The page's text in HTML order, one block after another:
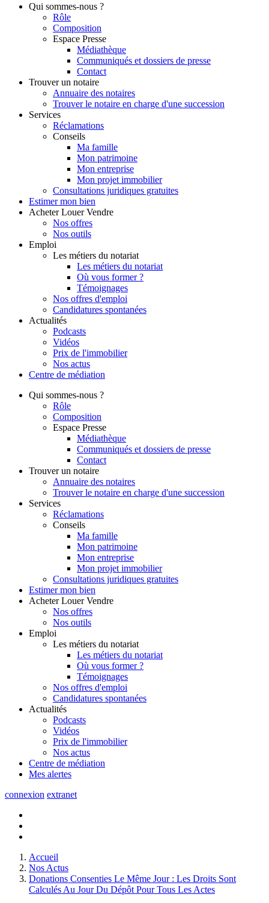
Qui sommes-nous ?
Rôle
Composition
Espace Presse
Médiathèque
Communiqués et dossiers de presse
Contact
Trouver un notaire
Annuaire des notaires
Trouver le notaire en charge d'une succession
Services
Réclamations
Conseils
Ma famille
Mon patrimoine
Mon entreprise
Mon projet immobilier
Consultations juridiques gratuites
Estimer mon bien
Acheter Louer Vendre
Nos offres
Nos outils
Emploi
Les métiers du notariat
Les métiers du notariat
Où vous former ?
Témoignages
Nos offres d'emploi
Candidatures spontanées
Actualités
Podcasts
Vidéos
Prix de l'immobilier
Nos actus
Centre de médiation
Qui sommes-nous ?
Rôle
Composition
Espace Presse
Médiathèque
Communiqués et dossiers de presse
Contact
Trouver un notaire
Annuaire des notaires
Trouver le notaire en charge d'une succession
Services
Réclamations
Conseils
Ma famille
Mon patrimoine
Mon entreprise
Mon projet immobilier
Consultations juridiques gratuites
Estimer mon bien
Acheter Louer Vendre
Nos offres
Nos outils
Emploi
Les métiers du notariat
Les métiers du notariat
Où vous former ?
Témoignages
Nos offres d'emploi
Candidatures spontanées
Actualités
Podcasts
Vidéos
Prix de l'immobilier
Nos actus
Centre de médiation
Mes alertes
connexion extranet
Accueil
Nos Actus
Donations Consenties Le Même Jour : Les Droits Sont
Calculés Au Jour Du Dépôt Pour Tous Les Actes